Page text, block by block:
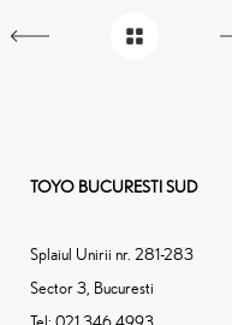
TOYO BUCURESTI SUD
Splaiul Unirii nr. 281-283
Sector 3, Bucuresti